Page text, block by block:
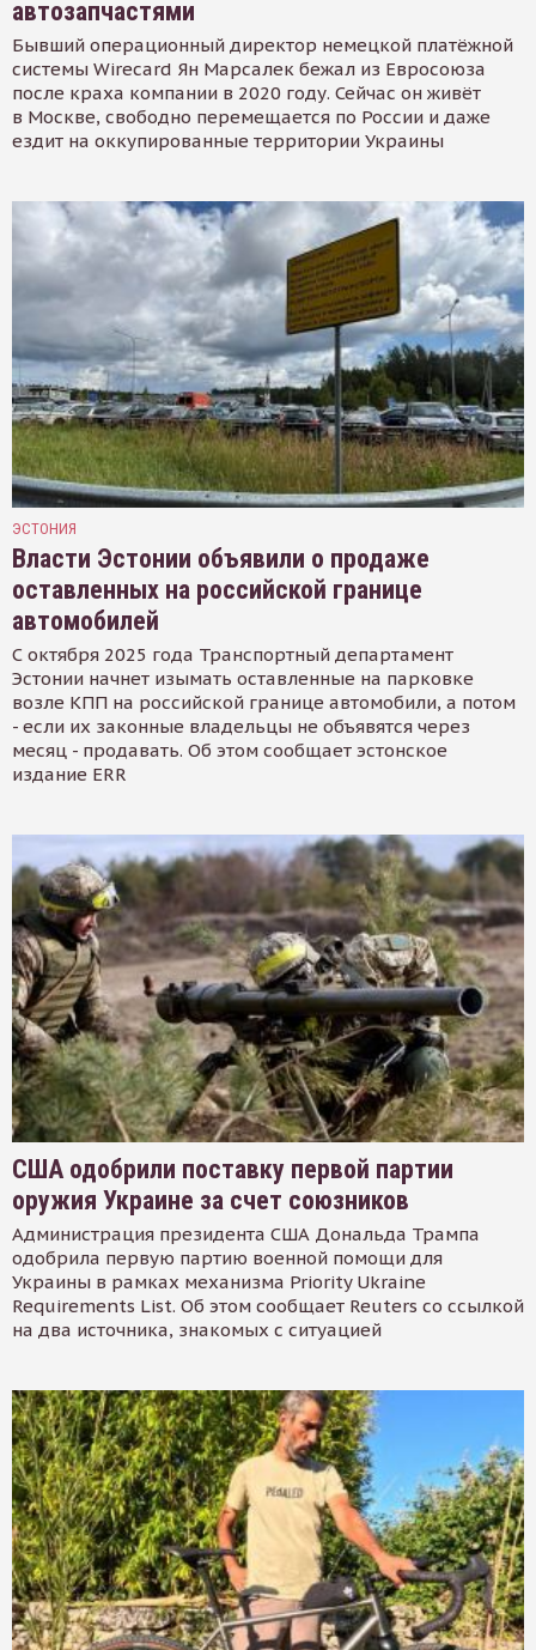
автозапчастями
Бывший операционный директор немецкой платёжной
системы Wirecard Ян Марсалек бежал из Евросоюза
после краха компании в 2020 году. Сейчас он живёт
в Москве, свободно перемещается по России и даже
ездит на оккупированные территории Украины
ЭСТОНИЯ
Власти Эстонии объявили о продаже
оставленных на российской границе
автомобилей
С октября 2025 года Транспортный департамент
Эстонии начнет изымать оставленные на парковке
возле КПП на российской границе автомобили, а потом
- если их законные владельцы не объявятся через
месяц - продавать. Об этом сообщает эстонское
издание ERR
США одобрили поставку первой партии
оружия Украине за счет союзников
Администрация президента США Дональда Трампа
одобрила первую партию военной помощи для
Украины в рамках механизма Priority Ukraine
Requirements List. Об этом сообщает Reuters со ссылкой
на два источника, знакомых с ситуацией